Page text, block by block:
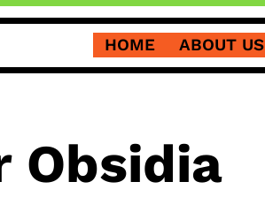
HOME ABOUT US
Obsidia